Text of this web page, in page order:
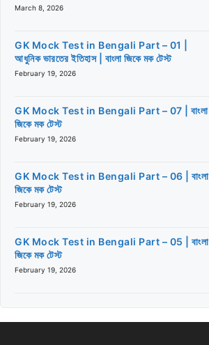
March 8, 2026
GK Mock Test in Bengali Part – 01 |
আধুনিক ভারতের ইতিহাস | বাংলা জিকে মক টেস্ট
February 19, 2026
GK Mock Test in Bengali Part – 07 | বাংলা
জিকে মক টেস্ট
February 19, 2026
GK Mock Test in Bengali Part – 06 | বাংলা
জিকে মক টেস্ট
February 19, 2026
GK Mock Test in Bengali Part – 05 | বাংলা
জিকে মক টেস্ট
February 19, 2026